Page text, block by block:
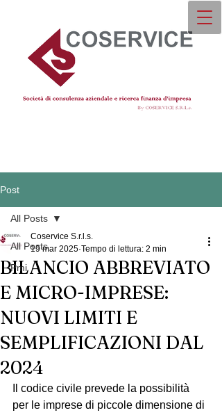
Post
All Posts
Pmi
All Posts
BILANCIO ABBREVIATO
E MICRO-IMPRESE:
NUOVI LIMITI E
SEMPLIFICAZIONI DAL
2024
Coservice S.r.l.s.
19 mar 2025 Tempo di lettura: 2 min
Il codice civile prevede la possibilità
per le imprese di piccole dimensione di